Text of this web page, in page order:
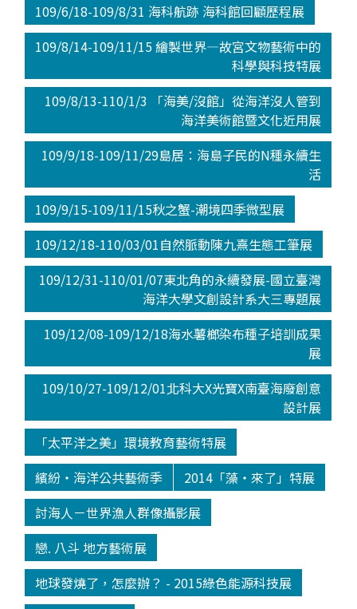
109/6/18-109/8/31 海科航跡 海科館回顧歷程展
109/8/14-109/11/15 繪製世界—故宮文物藝術中的
科學與科技特展
109/8/13-110/1/3 「海美/沒館」從海洋沒人管到
海洋美術館暨文化近用展
109/9/18-109/11/29島居：海島子民的N種永續生
活
109/9/15-109/11/15秋之蟹-潮境四季微型展
109/12/18-110/03/01自然脈動陳九熹生態工筆展
109/12/31-110/01/07東北角的永續發展-國立臺灣
海洋大學文創設計系大三專題展
109/12/08-109/12/18海水薯榔染布種子培訓成果
展
109/10/27-109/12/01北科大X光寶X南臺海廢創意
設計展
「太平洋之美」環境教育藝術特展
繽紛‧海洋公共藝術季
2014「藻‧來了」特展
討海人－世界漁人群像攝影展
戀. 八斗 地方藝術展
地球發燒了，怎麼辦？ - 2015綠色能源科技展